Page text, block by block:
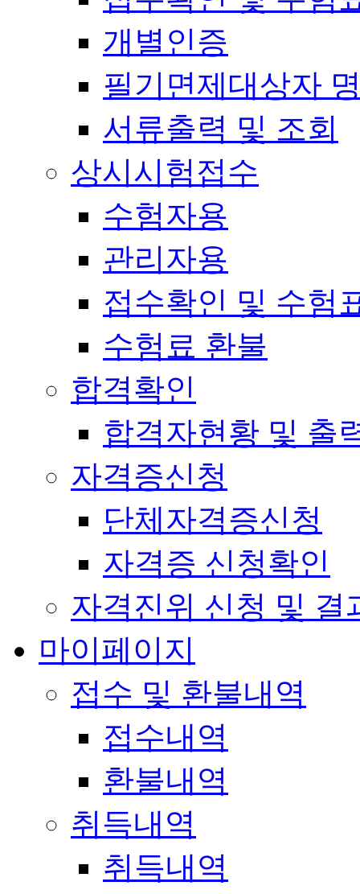
개별인증
필기면제대상자
서류출력 및 조회
상시시험접수
수험자용
관리자용
접수확인 및 수험
수험료 환불
합격확인
합격자현황 및 출
자격증신청
단체자격증신청
자격증 신청확인
자격진위 신청 및 결
마이페이지
접수 및 환불내역
접수내역
환불내역
취득내역
취득내역